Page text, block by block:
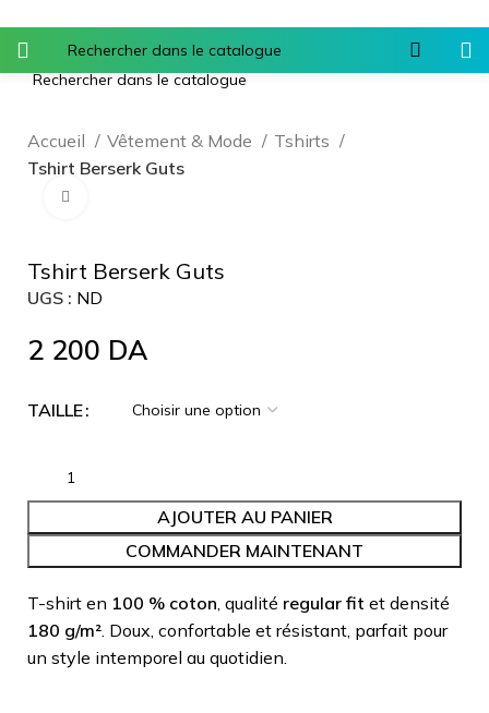
Accueil Vêtement & Mode
Tshirts
Tshirt Berserk Guts
Tshirt Berserk Guts
UGS : ND
2 200 DA
TAILLE
AJOUTER AU PANIER
COMMANDER MAINTENANT
T-shirt en 100 % coton, qualité regular fit et densité
180 g/m². Doux, confortable et résistant, parfait pour
un style intemporel au quotidien.